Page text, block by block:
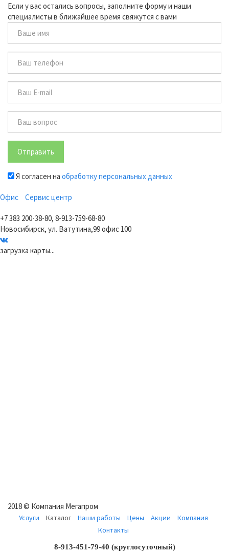
Если у вас остались вопросы, заполните форму и наши
специалисты в ближайшее время свяжутся с вами
Отправить
Я согласен на обработку персональных данных
Офис Сервис центр
+7 383 200-38-80, 8-913-759-68-80
Новосибирск, ул. Ватутина,99 офис 100
загрузка карты...
2018 © Компания Мегапром
Услуги Каталог Наши работы Цены Акции
Компания
Контакты
­8-913-451-79-40 (круглосуточный)